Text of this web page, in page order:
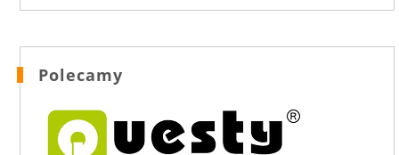
Polecamy